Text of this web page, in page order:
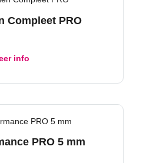
Compleet PRO
info
PRO 5 mm